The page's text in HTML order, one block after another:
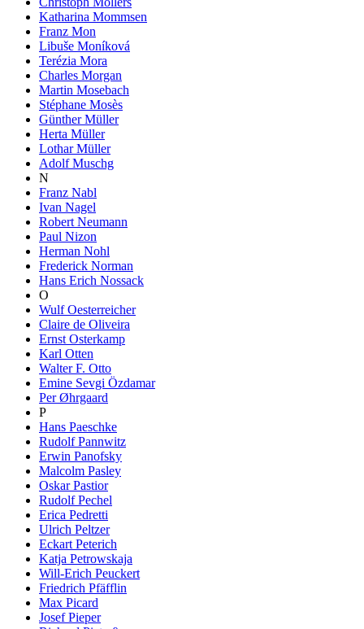
Katharina Mommsen
Franz Mon
Libuše Moníková
Terézia Mora
Charles Morgan
Martin Mosebach
Stéphane Mosès
Günther Müller
Herta Müller
Lothar Müller
Adolf Muschg
N
Franz Nabl
Ivan Nagel
Robert Neumann
Paul Nizon
Herman Nohl
Frederick Norman
Hans Erich Nossack
O
Wulf Oesterreicher
Claire de Oliveira
Ernst Osterkamp
Karl Otten
Walter F. Otto
Emine Sevgi Özdamar
Per Øhrgaard
P
Hans Paeschke
Rudolf Pannwitz
Erwin Panofsky
Malcolm Pasley
Oskar Pastior
Rudolf Pechel
Erica Pedretti
Ulrich Peltzer
Eckart Peterich
Katja Petrowskaja
Will-Erich Peuckert
Friedrich Pfäfflin
Max Picard
Josef Pieper